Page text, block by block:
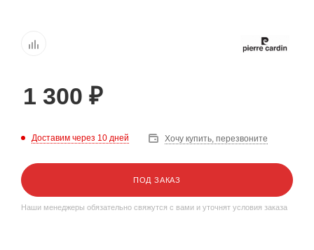
1 300 ₽
Доставим через 10 дней Хочу купить, перезвоните
ПОД ЗАКАЗ
Наши менеджеры обязательно свяжутся с вами и уточнят условия заказа